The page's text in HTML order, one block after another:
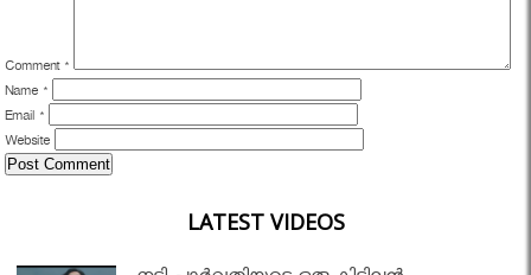
Comment *
Name *
Email *
Website
LATEST VIDEOS